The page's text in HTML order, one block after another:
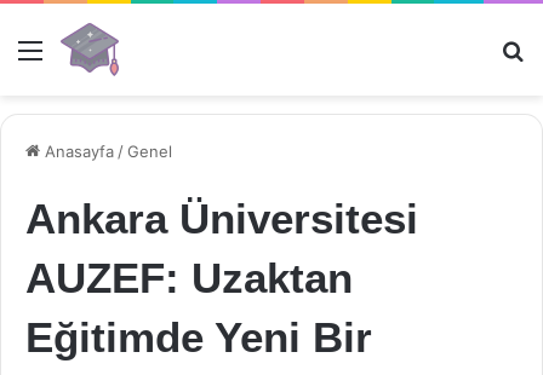
Menü
Anasayfa /Genel
Ankara Üniversitesi
AUZEF: Uzaktan
Eğitimde Yeni Bir